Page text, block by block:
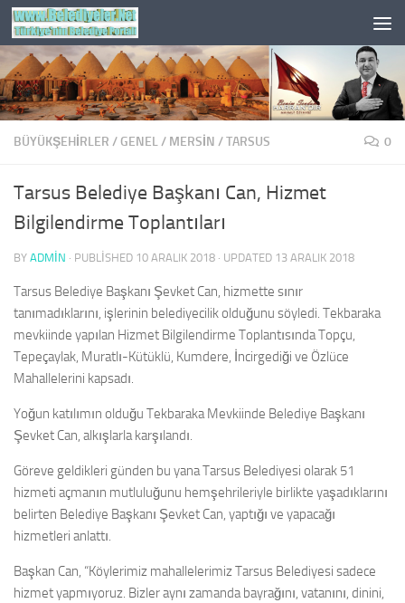
Skip to content
BÜYÜKŞEHİRLER / GENEL/ MERSIN /TARSUS 0
Tarsus Belediye Başkanı Can, Hizmet
Bilgilendirme Toplantıları
BY ADMIN · PUBLISHED 10 ARALIK 2018 · UPDATED 13 ARALIK 2018
Tarsus Belediye Başkanı Şevket Can, hizmette sınır
tanımadıklarını, işlerinin belediyecilik olduğunu söyledi. Tekbaraka
mevkiinde yapılan Hizmet Bilgilendirme Toplantısında Topçu,
Tepeçaylak, Muratlı-Kütüklü, Kumdere, İncirgediği ve Özlüce
Mahallelerini kapsadı.
Yoğun katılımın olduğu Tekbaraka Mevkiinde Belediye Başkanı
Şevket Can, alkışlarla karşılandı.
Göreve geldikleri günden bu yana Tarsus Belediyesi olarak 51
hizmeti açmanın mutluluğunu hemşehrileriyle birlikte yaşadıklarını
belirten Belediye Başkanı Şevket Can, yaptığı ve yapacağı
hizmetleri anlattı.
Başkan Can, “Köylerimiz mahallelerimiz Tarsus Belediyesi sadece
hizmet yapmıyoruz. Bizler aynı zamanda bayrağını, vatanını, dinini,